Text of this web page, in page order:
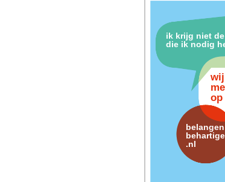
ik krijg niet
die ik nodig
op
belangen
.nl